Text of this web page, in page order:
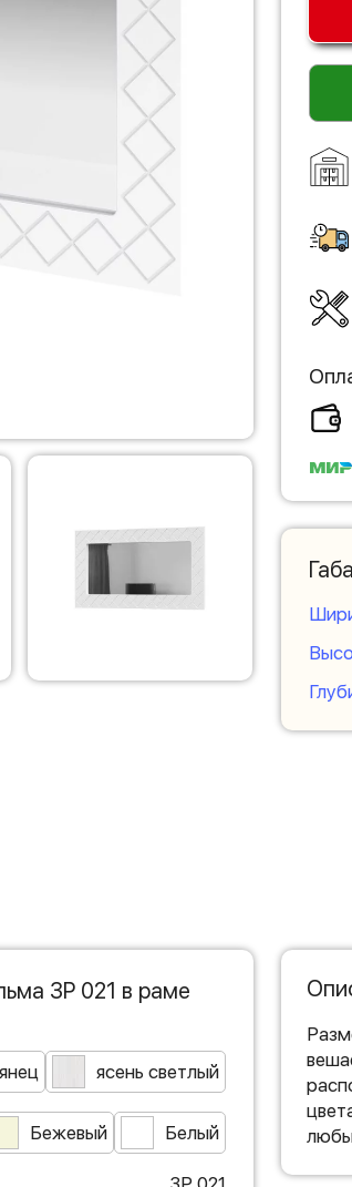
ЗР 021 в раме
ясень светлый
Бежевый Белый